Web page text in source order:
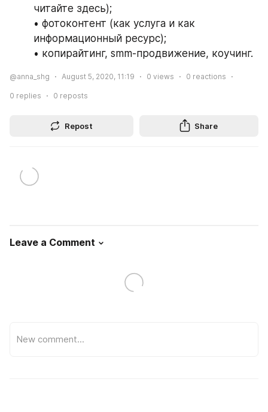
читайте здесь);
• фотоконтент (как услуга и как
информационный ресурс);
• копирайтинг, smm-продвижение, коучинг.
@anna_shg August 5, 2020, 11:19 0 views 0 reactions
0 replies 0 reposts
Repost Share
Leave a Comment